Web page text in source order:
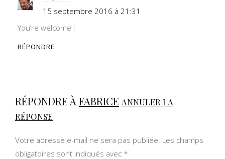
15 septembre 2016 à 21:31
You’re welcome !
RÉPONDRE
RÉPONDRE À FABRICE ANNULER LA
RÉPONSE
Votre adresse e-mail ne sera pas publiée. Les champs
obligatoires sont indiqués avec *